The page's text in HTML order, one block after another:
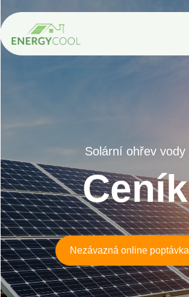
Solární ohřev vody
Ceník
Nezávazná online poptávka